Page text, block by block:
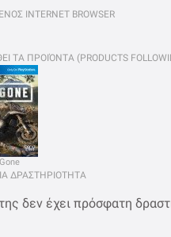
INTERNET BROWSER
ΤΑ ΠΡΟΙΌΝΤΑ (PRODUCTS
ΔΡΑΣΤΗΡΙΟΤΗΤΑ
δεν έχει πρόσφατη